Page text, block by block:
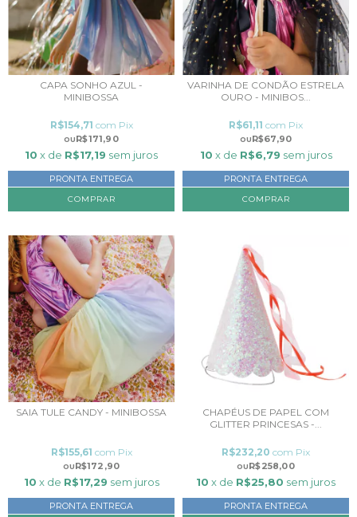
CAPA SONHO AZUL -
MINIBOSSA
R$171,90
R$154,71 com Pix
10 x de R$17,19 sem juros
PRONTA ENTREGA
COMPRAR
VARINHA DE CONDÃO ESTRELA
OURO - MINIBOS...
R$67,90
R$61,11 com Pix
10 x de R$6,79 sem juros
PRONTA ENTREGA
SAIA TULE CANDY - MINIBOSSA
R$172,90
R$155,61 com Pix
10 x de R$17,29 sem juros
PRONTA ENTREGA
CHAPÉUS DE PAPEL COM
GLITTER PRINCESAS -...
R$258,00
R$232,20 com Pix
10 x de R$25,80 sem juros
PRONTA ENTREGA